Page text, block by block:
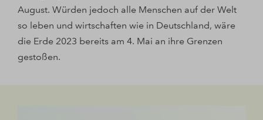
August. Würden jedoch alle Menschen auf der Welt
so leben und wirtschaften wie in Deutschland, wäre
die Erde 2023 bereits am 4. Mai an ihre Grenzen
gestoßen.